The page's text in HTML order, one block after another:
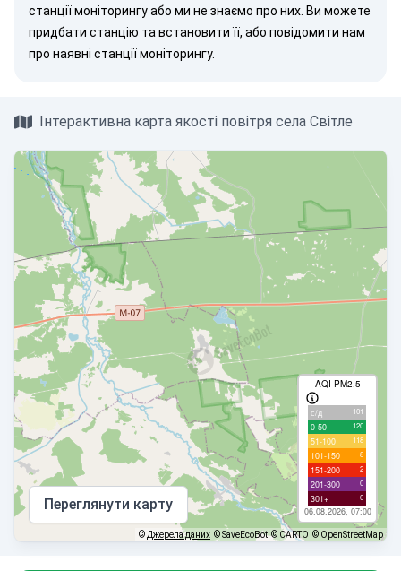
станції моніторингу або ми не знаємо про них. Ви можете
придбати станцію та встановити її, або повідомити нам
про наявні станції моніторингу.
Інтерактивна карта якості повітря села Світле
AQI PM2.5
с/д 101
0-50 120
51-100 118
101-150 8
151-200 2
201-300 0
301+ 0
06.08.2026, 07:00
Переглянути карту
© Джерела даних © SaveEcoBot © CARTO © OpenStreetMap